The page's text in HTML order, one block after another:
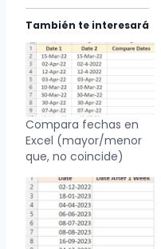
También te interesará
Compara fechas en
Excel (mayor/menor
que, no coincide)